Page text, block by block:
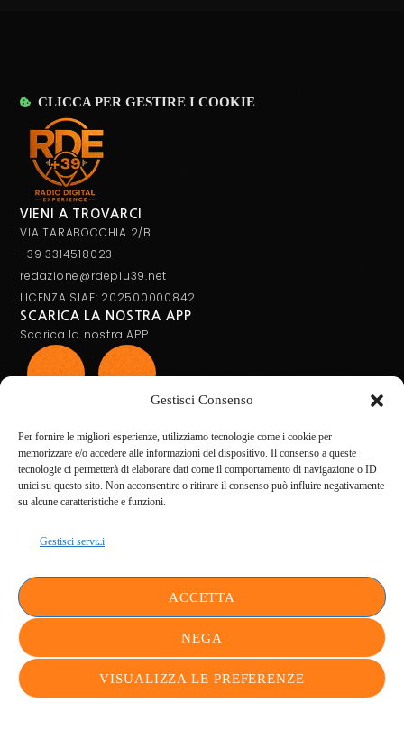
Gestisci Consenso
Per fornire le migliori esperienze, utilizziamo tecnologie come i cookie per
memorizzare e/o accedere alle informazioni del dispositivo. Il consenso a queste
tecnologie ci permetterà di elaborare dati come il comportamento di navigazione o ID
unici su questo sito. Non acconsentire o ritirare il consenso può influire negativamente
su alcune caratteristiche e funzioni.
Gestisci servizi
ACCETTA
NEGA
VISUALIZZA LE PREFERENZE
CLICCA PER GESTIRE I COOKIE
VIENI A TROVARCI
VIA TARABOCCHIA 2/B
+39 3314518023
redazione@rdepiu39.net
LICENZA SIAE: 202500000842
SCARICA LA NOSTRA APP
Scarica la nostra APP
RDE+39LA RADIO
COOKIE POLICY
PODCASTS
DOCUMENTI